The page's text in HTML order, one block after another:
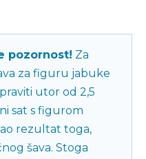
pozornost! Za
za figuru jabuke
utor od 2,5
sat s figurom
rezultat toga,
šava. Stoga